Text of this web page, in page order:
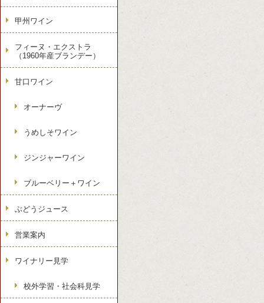
甲州ワイン
フィーヌ・エクストラ
（1960年産ブランデー）
甘口ワイン
オーナーヴ
うめしそワイン
ジンジャーワイン
ブルーベリー＋ワイン
ぶどうジュース
営業案内
ワイナリー見学
校外学習・社会科見学